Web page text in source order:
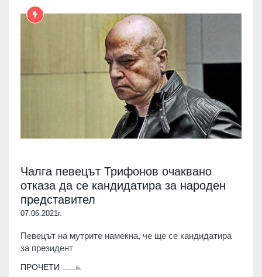
Чалга певецът Трифонов очаквано
отказа да се кандидатира за народен
представител
07.06.2021г.
Певецът на мутрите намекна, че ще се кандидатира
за президент
ПРОЧЕТИ